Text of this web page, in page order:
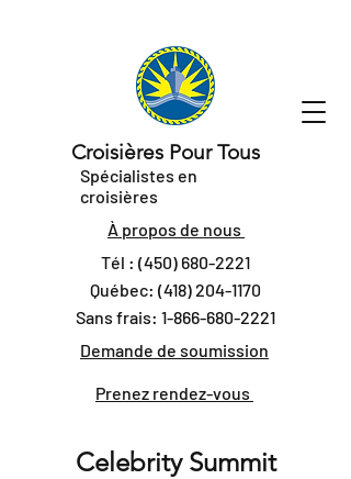
Croisières Pour Tous
Spécialistes en
croisières
À propos de nous
Tél : (450) 680-2221
Québec: (418) 204-1170
Sans frais: 1-866-680-2221
Demande de soumission
Prenez rendez-vous
Celebrity Summit